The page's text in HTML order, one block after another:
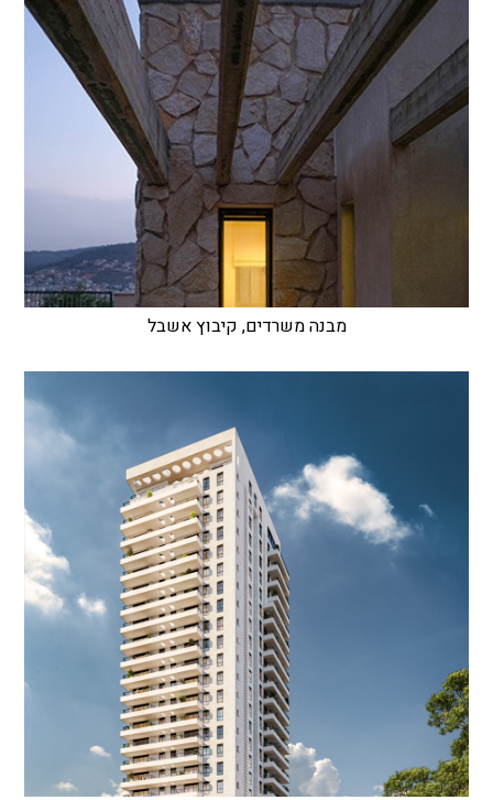
מבנה משרדים, קיבוץ אשבל